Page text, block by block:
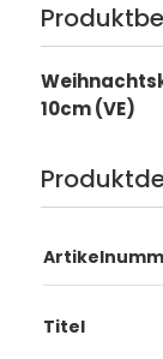
10cm (VE)
Titel